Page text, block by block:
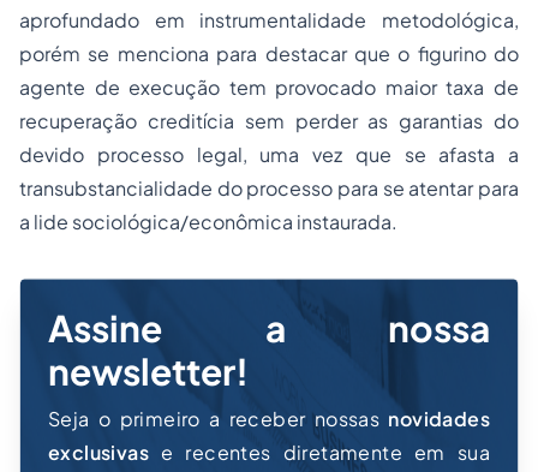
aprofundado em instrumentalidade metodológica,
porém se menciona para destacar que o figurino do
agente de execução tem provocado maior taxa de
recuperação creditícia sem perder as garantias do
devido processo legal, uma vez que se afasta a
transubstancialidade do processo para se atentar para
a lide sociológica/econômica instaurada.
Assine a nossa
newsletter!
Seja o primeiro a receber nossas novidades
exclusivas e recentes diretamente em sua